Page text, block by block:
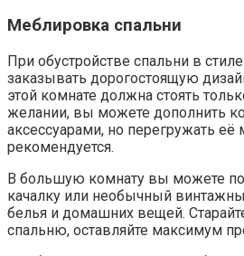
Меблировка спальни
При обустройстве спальни в
заказывать дорогостоящую
этой комнате должна стоять
желании, вы можете дополнить
аксессуарами, но перегружать
рекомендуется.
В большую комнату вы можете
качалку или необычный
белья и домашних вещей.
спальню, оставляйте максимум